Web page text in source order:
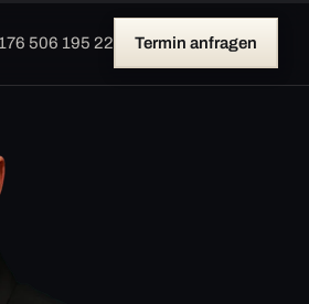
506 195 22 Termin anfragen